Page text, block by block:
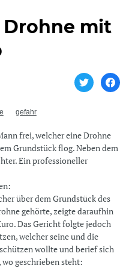
Drohne mit
gefahr
frei, welcher eine Drohne
Grundstück flog. Neben dem
Ein professioneller
über dem Grundstück des
gehörte, zeigte daraufhin
Das Gericht folgte jedoch
welcher seine und die
wollte und berief sich
geschrieben steht: